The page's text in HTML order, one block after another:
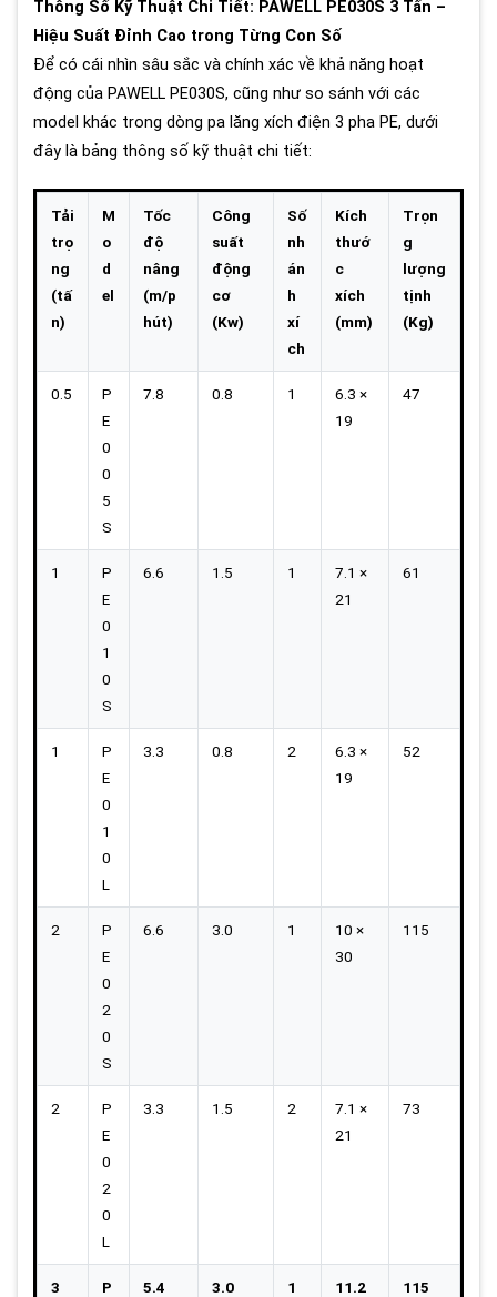
Thông Số Kỹ Thuật Chi Tiết: PAWELL PE030S 3 Tấn –
Hiệu Suất Đỉnh Cao trong Từng Con Số
Để có cái nhìn sâu sắc và chính xác về khả năng hoạt
động của PAWELL PE030S, cũng như so sánh với các
model khác trong dòng pa lăng xích điện 3 pha PE, dưới
đây là bảng thông số kỹ thuật chi tiết:
Tải
trọ
ng
(tấ
n)
M
o
d
el
Tốc
độ
nâng
(m/p
hút)
Công
suất
động
cơ
(Kw)
Số
nh
án
h
xí
ch
Kích
thướ
c
xích
(mm)
Trọn
g
lượng
tịnh
(Kg)
0.5
P
E
0
0
5
S
7.8 0.8 1
6.3 ×
19
47
1
P
E
0
1
0
S
6.6 1.5 1
7.1 ×
21
61
1
P
E
0
1
0
L
3.3 0.8 2
6.3 ×
19
52
2
P
E
0
2
0
S
6.6 3.0 1
10 ×
30
115
2
P
E
0
2
0
L
3.3 1.5 2
7.1 ×
21
73
3
P
5.4 3.0 1
11.2
115